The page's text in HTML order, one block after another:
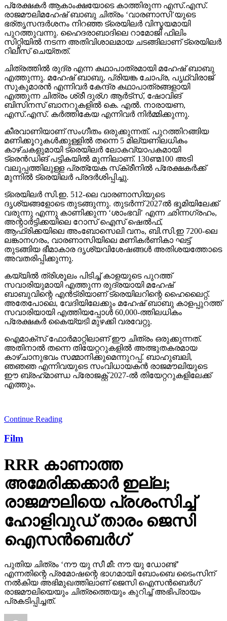
പ്രേക്ഷകര്‍ ആകാംക്ഷയോടെ കാത്തിരുന്ന എസ്.എസ്.
രാജമൗലിമഹേഷ് ബാബു ചിത്രം ‘വാരണാസി’യുടെ
ഭര്തൃസന്ദര്‍ശനം നിറഞ്ഞ ട്രെയിലര്‍ വിസ്മയമായി
പുറത്തുവന്നു. ഹൈദരാബാദിലെ റാമോജി ഫിലിം
സിറ്റിയില്‍ നടന്ന അതിവിശാലമായ ചടങ്ങിലാണ് ട്രെയിലര്‍
റിലീസ് ചെയ്തത്.
ചിത്രത്തില്‍ രുദ്ര എന്ന കഥാപാത്രമായി മഹേഷ് ബാബു
എത്തുന്നു. മഹേഷ് ബാബു, പ്രിയങ്ക ചോപ്ര, പൃഥ്വിരാജ്
സുകുമാരന്‍ എന്നിവര്‍ കേന്ദ്ര കഥാപാത്രങ്ങളായി
എത്തുന്ന ചിത്രം ശ്രീ ദുര്ഗ ആര്‍ട്‌സ്, ഷോവിങ്
ബിസിനസ് ബാനറുകളില്‍ കെ. എല്‍. നാരായണ,
എസ്.എസ്. കര്‍ത്തികേയ എന്നിവര്‍ നിര്‍മ്മിക്കുന്നു.
കീരവാണിയാണ് സംഗീതം ഒരുക്കുന്നത്. പുറത്തിറങ്ങിയ
മണിക്കൂറുകള്‍ക്കുള്ളില്‍ തന്നെ 5 മില്യണിലധികം
കാഴ്ചകളുമായി ട്രെയിലര്‍ ലോകവ്യാപകമായി
ട്രെന്‍ഡിങ് പട്ടികയില്‍ മുന്നിലാണ്. 130ണ്മ100 അടി
വലുപ്പത്തിലുള്ള പ്രത്യേക സ്‌ക്രീനില്‍ പ്രേക്ഷകര്‍ക്ക്
മുന്നില്‍ ട്രെയിലര്‍ പ്രദര്‍ശിപ്പിച്ചു.
ട്രെയിലര്‍ സി.ഇ. 512-ലെ വാരണാസിയുടെ
ദൃശ്യങ്ങളോടെ തുടങ്ങുന്നു. തുടര്‍ന്ന് 2027ല്‍ ഭൂമിയിലേക്ക്
വരുന്നു എന്നു കാണിക്കുന്ന ‘ശാംഭവി’ എന്ന ഛിന്നഗ്രഹം,
അന്റാര്‍ട്ടിക്കയിലെ റോസ് ഐസ് ഷെല്‍ഫ്,
ആഫ്രിക്കയിലെ അംബോസെലി വനം, ബി.സി.ഇ 7200-ലെ
ലങ്കാനഗരം, വാരണാസിയിലെ മണികര്‍ണികാ ഘട്ട്
തുടങ്ങിയ ഭീമാകാര ദൃശ്യവിശേഷങ്ങള്‍ അതിശയത്തോടെ
അവതരിപ്പിക്കുന്നു.
കയ്യില്‍ ത്രിശൂലം പിടിച്ച് കാളയുടെ പുറത്ത്
സവാരിയുമായി എത്തുന്ന രുദ്രയായി മഹേഷ്
ബാബുവിന്റെ എന്‍ട്രിയാണ് ട്രെയിലറിന്റെ ഹൈലൈറ്റ്.
അതേപോലെ, വേദിയിലേക്കും മഹേഷ് ബാബു കാളപ്പുറത്ത്
സവാരിയായി എത്തിയപ്പോള്‍ 60,000-ത്തിലധികം
പ്രേക്ഷകര്‍ കൈയ്യടി മുഴക്കി വരവേറ്റു.
ഐമാക്‌സ് ഫോര്‍മാറ്റിലാണ് ഈ ചിത്രം ഒരുക്കുന്നത്.
അതിനാല്‍ തന്നെ തിയേറ്ററുകളില്‍ അത്ഭുതകരമായ
കാഴ്ചാനുഭവം സമ്മാനിക്കുമെന്നുറപ്പ്. ബാഹുബലി,
ഞഞഞ എന്നിവയുടെ സംവിധായകന്‍ രാജമൗലിയുടെ
ഈ ബ്രഹ്‌മാണ്ഡ പ്രോജക്റ്റ് 2027-ല്‍ തിയേറ്ററുകളിലേക്ക്
എത്തും.
Continue Reading
Film
RRR കാണാത്ത
അമേരിക്കക്കാര്‍ ഇല്ല;
രാജമൗലിയെ പ്രശംസിച്ച്
ഹോളിവുഡ് താരം ജെസി
ഐസന്‍ബെര്‍ഗ്
പുതിയ ചിത്രം ‘നൗ യു സീ മീ: നൗ യു ഡോണ്ട്’
എന്നതിന്റെ പ്രമോഷന്റെ ഭാഗമായി ബോംബെ ടൈംസിന്
നല്‍കിയ അഭിമുഖത്തിലാണ് ജെസി ഐസന്‍ബെര്‍ഗ്
രാജമൗലിയെയും ചിത്രത്തെയും കുറിച്ച് അഭിപ്രായം
പ്രകടിപ്പിച്ചത്.